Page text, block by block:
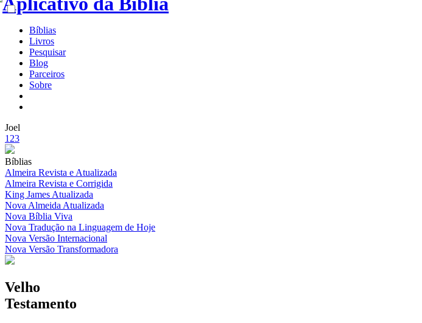
Bíblias
Livros
Pesquisar
Blog
Parceiros
Sobre
Joel
1 23
Bíblias
Almeira Revista e Atualizada
Almeira Revista e Corrigida
King James Atualizada
Nova Almeida Atualizada
Nova Bíblia Viva
Nova Tradução na Linguagem de Hoje
Nova Versão Internacional
Nova Versão Transformadora
Velho
Testamento